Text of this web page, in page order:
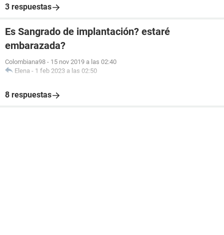
3 respuestas
Es Sangrado de implantación? estaré
embarazada?
Colombiana98 - 15 nov 2019 a las 02:40
Elena - 1 feb 2023 a las 02:50
8 respuestas